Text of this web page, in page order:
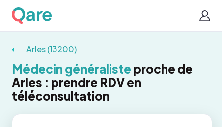
Arles (13200)
Médecin généraliste proche de
Arles : prendre RDV en
téléconsultation